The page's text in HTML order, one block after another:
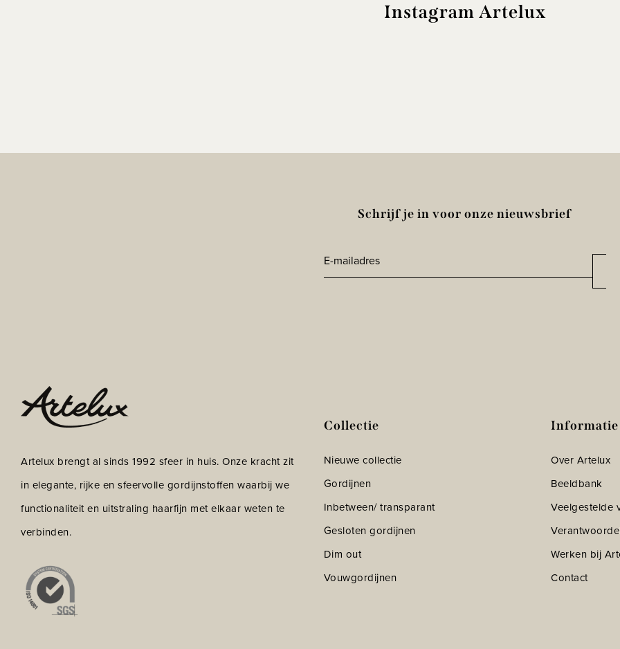
Instagram Artelux
Schrijf je in voor onze nieuwsbrief
E-
mailadres*
Artelux brengt al sinds 1992 sfeer in huis. Onze kracht zit
in elegante, rijke en sfeervolle gordijnstoffen waarbij we
functionaliteit en uitstraling haarfijn met elkaar weten te
verbinden.
Collectie
Nieuwe collectie
Gordijnen
Inbetween/ transparant
Gesloten gordijnen
Dim out
Vouwgordijnen
Informatie
Over Artelux
Beeldbank
Veelgestelde
Werken bij
Contact